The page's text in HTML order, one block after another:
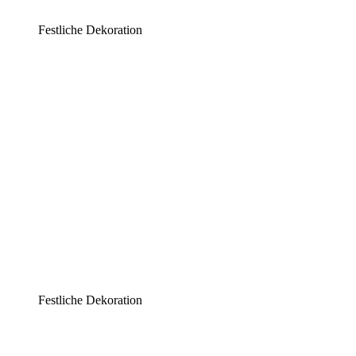
Festliche Dekoration
Festliche Dekoration